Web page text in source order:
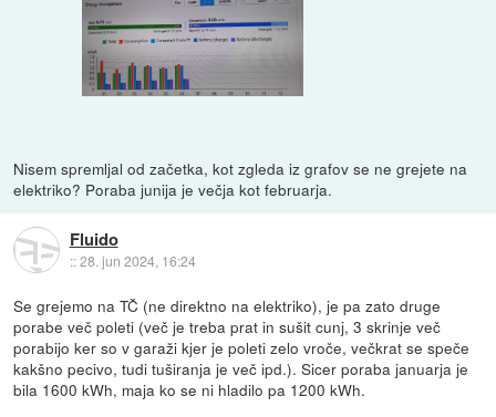
Nisem spremljal od začetka, kot zgleda iz grafov se ne grejete na
elektriko? Poraba junija je večja kot februarja.
Fluido
::28. jun 2024, 16:24
Se grejemo na TČ (ne direktno na elektriko), je pa zato druge
porabe več poleti (več je treba prat in sušit cunj, 3 skrinje več
porabijo ker so v garaži kjer je poleti zelo vroče, večkrat se speče
kakšno pecivo, tudi tuširanja je več ipd.). Sicer poraba januarja je
bila 1600 kWh, maja ko se ni hladilo pa 1200 kWh.